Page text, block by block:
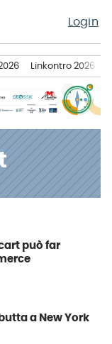
Login
Linkontro 2026
può far
a New York